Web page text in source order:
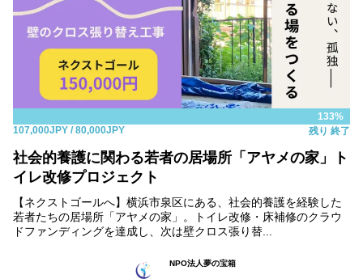
133%
107,000JPY / 80,000JPY 残り 終了
社会的養護に関わる若者の居場所「アヤメの家」ト
イレ改修プロジェクト
【ネクストゴールへ】横浜市泉区にある、社会的養護を経験した
若者たちの居場所「アヤメの家」。トイレ改修・床補修のクラウ
ドファンディングを達成し、次は壁クロス張り替...
NPO法人夢の宝箱